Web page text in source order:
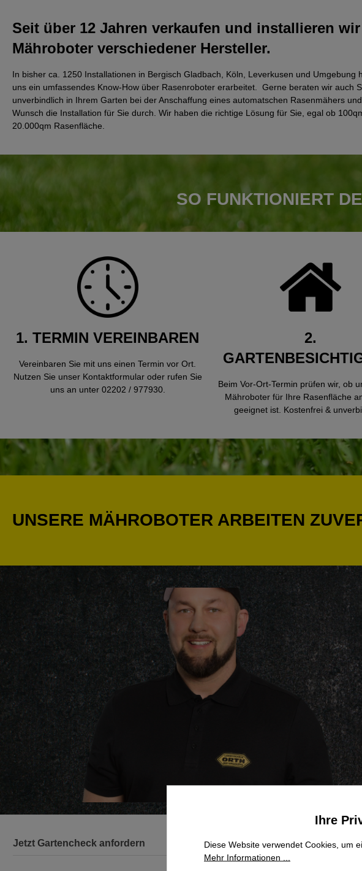
Seit über 12 Jahren verkaufen und installieren wir
Mähroboter verschiedener Hersteller.
In bisher ca. 1250 Installationen in Bergisch Gladbach, Köln, Leverkusen und Umgebung
uns ein umfassendes Know-How über Rasenroboter erarbeitet. Gerne beraten wir auch
unverbindlich in Ihrem Garten bei der Anschaffung eines automatschen Rasenmähers
Wunsch die Installation für Sie durch. Wir haben die richtige Lösung für Sie, egal ob
20.000qm Rasenfläche.
SO FUNKTIONIERT
1. TERMIN VEREINBAREN
Vereinbaren Sie mit uns einen Termin vor Ort.
Nutzen Sie unser Kontaktformular oder rufen Sie
uns an unter 02202 / 977930.
2.
Beim Vor-Ort-Termin prüfen wir, ob
Mähroboter für Ihre Rasenfläche
geeignet ist. Kostenfrei &
UNSERE MÄHROBOTER ARBEITEN
Jetzt Gartencheck anfordern
Ihre
Diese Website verwendet Cookies, um
Mehr Informationen ...